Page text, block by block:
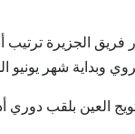
وبداية شهر يونيو
العين بلقب